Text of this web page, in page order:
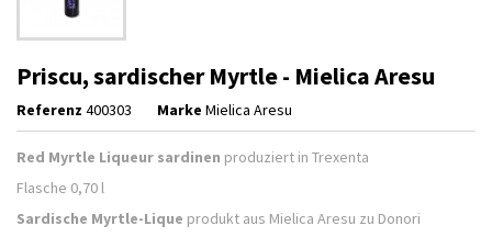
Priscu, sardischer Myrtle - Mielica Aresu
Referenz 400303 Marke Mielica Aresu
Red Myrtle Liqueur sardinen produziert in Trexenta
Flasche 0,70 l
Sardische Myrtle-Lique produkt aus Mielica Aresu zu Donori